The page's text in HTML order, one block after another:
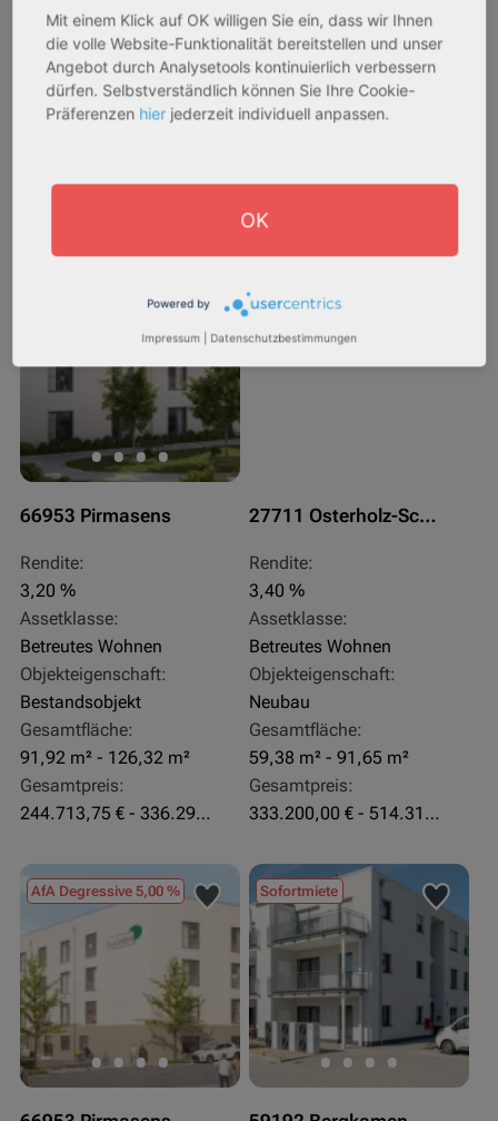
Assetklasse:
Pflegeapartment
Objekteigenschaft:
Neubau
Gesamtfläche:
Gesamtpreis:
Assetklasse:
Pflegeapartment
Objekteigenschaft:
Bestandsobjekt
Gesamtfläche:
Gesamtpreis:
66953 Pirmasens
Rendite:
3,20 %
Assetklasse:
Betreutes Wohnen
Objekteigenschaft:
Bestandsobjekt
Gesamtfläche:
91,92 m² - 126,32 m²
Gesamtpreis:
244.713,75 € - 336.292 €
27711 Osterholz-Scharmbeck
Rendite:
3,40 %
Assetklasse:
Betreutes Wohnen
Objekteigenschaft:
Neubau
Gesamtfläche:
59,38 m² - 91,65 m²
Gesamtpreis:
333.200,00 € - 514.310,00 €
AfA Degressive 5,00 % Sofortmiete
Mit einem Klick auf OK willigen Sie ein, dass wir Ihnen
die volle Website-Funktionalität bereitstellen und unser
Angebot durch Analysetools kontinuierlich verbessern
dürfen. Selbstverständlich können Sie Ihre Cookie-
Präferenzen hier jederzeit individuell anpassen.
OK
Powered by
Impressum Datenschutzbestimmungen